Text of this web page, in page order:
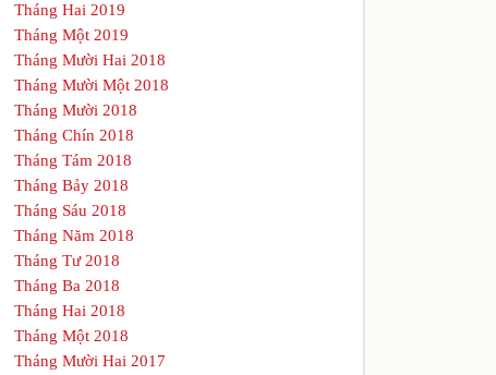
Tháng Hai 2019
Tháng Một 2019
Tháng Mười Hai 2018
Tháng Mười Một 2018
Tháng Mười 2018
Tháng Chín 2018
Tháng Tám 2018
Tháng Bảy 2018
Tháng Sáu 2018
Tháng Năm 2018
Tháng Tư 2018
Tháng Ba 2018
Tháng Hai 2018
Tháng Một 2018
Tháng Mười Hai 2017